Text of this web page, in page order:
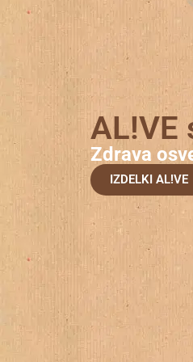
AL!VE
Zdrava
IZDELKI AL!VE